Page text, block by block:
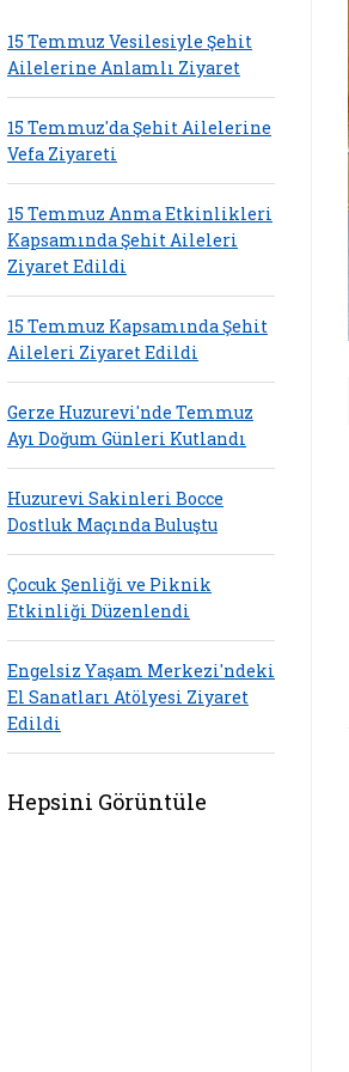
15 Temmuz Vesilesiyle Şehit
Ailelerine Anlamlı Ziyaret
15 Temmuz'da Şehit Ailelerine
Vefa Ziyareti
15 Temmuz Anma Etkinlikleri
Kapsamında Şehit Aileleri
Ziyaret Edildi
15 Temmuz Kapsamında Şehit
Aileleri Ziyaret Edildi
Gerze Huzurevi'nde Temmuz
Ayı Doğum Günleri Kutlandı
Huzurevi Sakinleri Bocce
Dostluk Maçında Buluştu
Çocuk Şenliği ve Piknik
Etkinliği Düzenlendi
Engelsiz Yaşam Merkezi'ndeki
El Sanatları Atölyesi Ziyaret
Edildi
Hepsini Görüntüle